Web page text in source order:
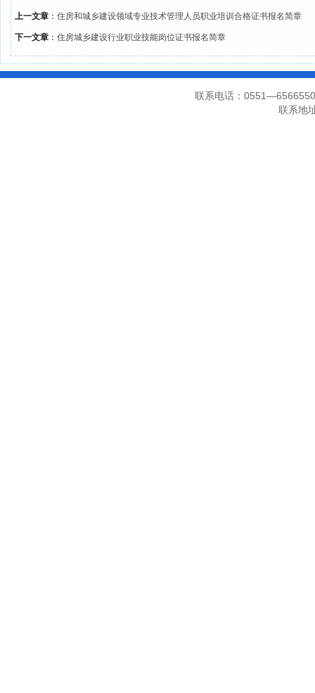
上一文章 ： 住房和城乡建设领域专业技术管理人员职业培训合格证书报名简章
下一文章 ： 住房城乡建设行业职业技能岗位证书报名简章
联系电话：
联系地